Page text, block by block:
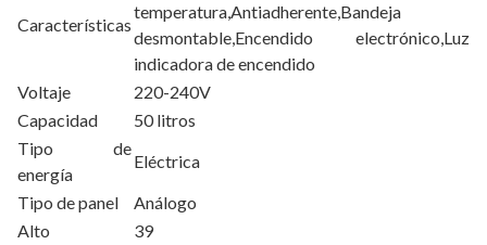
Características
temperatura,Antiadherente,Bandeja
desmontable,Encendido electrónico,Luz
indicadora de encendido
Voltaje
220-240V
Capacidad
50 litros
Tipo de
energía
Eléctrica
Tipo de panel
Análogo
Alto
39